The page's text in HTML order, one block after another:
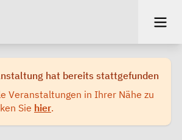
hat bereits stattgefunden
Veranstaltungen in Ihrer Nähe zu
Sie hier.